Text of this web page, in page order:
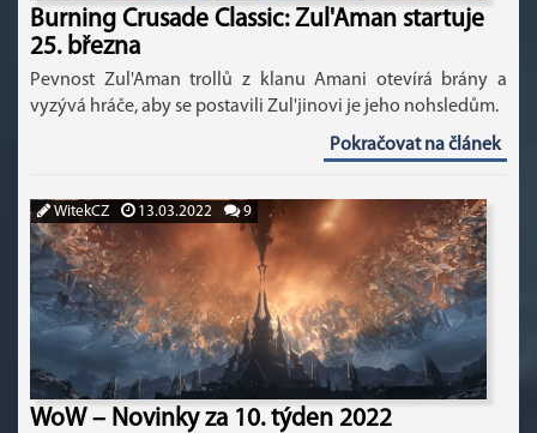
Burning Crusade Classic: Zul'Aman startuje
25. března
Pevnost Zul'Aman trollů z klanu Amani otevírá brány a
vyzývá hráče, aby se postavili Zul'jinovi je jeho nohsledům.
Pokračovat na článek
WitekCZ 13.03.2022 9
WoW – Novinky za 10. týden 2022